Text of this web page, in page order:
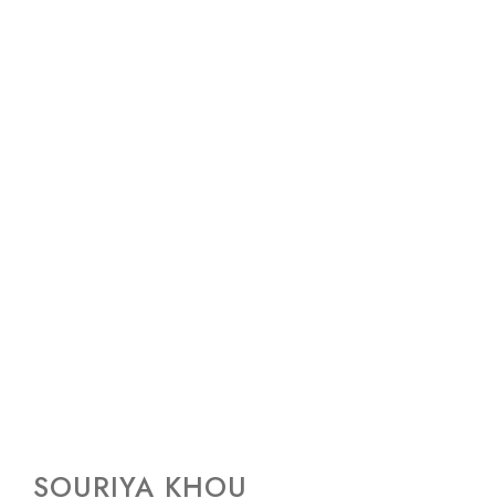
SOURIYA KHOU